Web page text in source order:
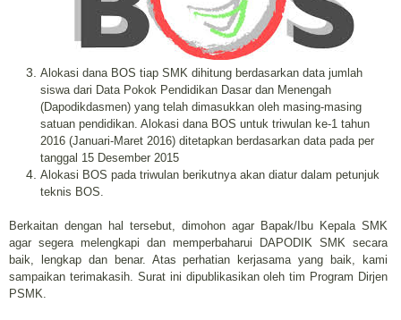
Alokasi dana BOS tiap SMK dihitung berdasarkan data jumlah
siswa dari Data Pokok Pendidikan Dasar dan Menengah
(Dapodikdasmen) yang telah dimasukkan oleh masing-masing
satuan pendidikan. Alokasi dana BOS untuk triwulan ke-1 tahun
2016 (Januari-Maret 2016) ditetapkan berdasarkan data pada per
tanggal 15 Desember 2015
Alokasi BOS pada triwulan berikutnya akan diatur dalam petunjuk
teknis BOS.
Berkaitan dengan hal tersebut, dimohon agar Bapak/Ibu Kepala SMK
agar segera melengkapi dan memperbaharui DAPODIK SMK secara
baik, lengkap dan benar. Atas perhatian kerjasama yang baik, kami
sampaikan terimakasih. Surat ini dipublikasikan oleh tim Program Dirjen
PSMK.